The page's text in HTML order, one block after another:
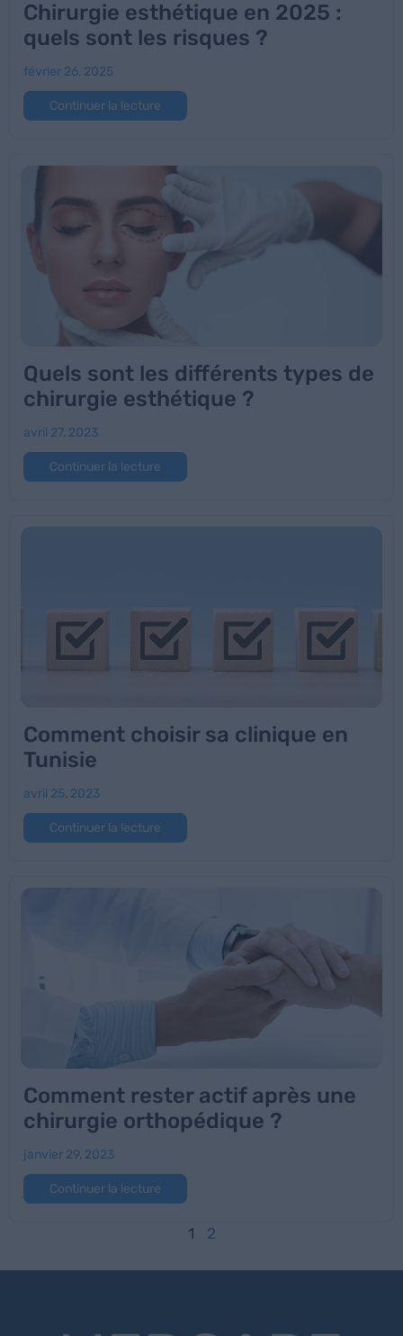
Chirurgie esthétique en 2025 :
quels sont les risques ?
février 26, 2025
Continuer la lecture
Quels sont les différents types de
chirurgie esthétique ?
avril 27, 2023
Continuer la lecture
Comment choisir sa clinique en
Tunisie
avril 25, 2023
Continuer la lecture
Comment rester actif après une
chirurgie orthopédique ?
janvier 29, 2023
Continuer la lecture
1 2